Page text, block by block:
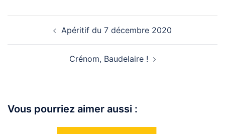
Apéritif du 7 décembre 2020
Crénom, Baudelaire !
Vous pourriez aimer aussi :